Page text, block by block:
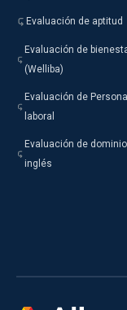
Evaluación de aptitud
Evaluación de
(Welliba)
Evaluación de
laboral
Evaluación de dominio
inglés